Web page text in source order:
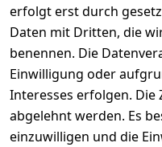
erfolgt erst durch
Daten mit Dritten, die
benennen. Die
Einwilligung oder
Interesses erfolgen.
abgelehnt werden. Es
einzuwilligen und die
Datenschutz
Unser Unternehmen
Charity & Wohltätigkeit